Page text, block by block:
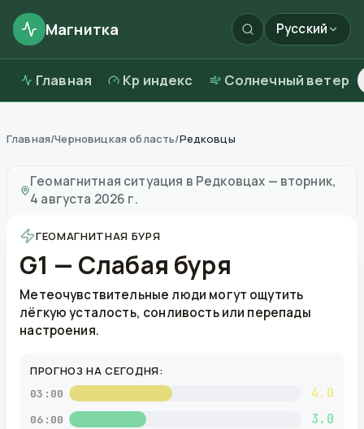
Магнитка Русский
Главная Kp индекс Солнечный ветер
Главная/Черновицкая область/Редковцы
Геомагнитная ситуация в Редковцах — вторник,
4 августа 2026 г.
ГЕОМАГНИТНАЯ БУРЯ
G1 — Слабая буря
Метеочувствительные люди могут ощутить
лёгкую усталость, сонливость или перепады
настроения.
ПРОГНОЗ НА СЕГОДНЯ:
03:00 4.0
06:00 3.0